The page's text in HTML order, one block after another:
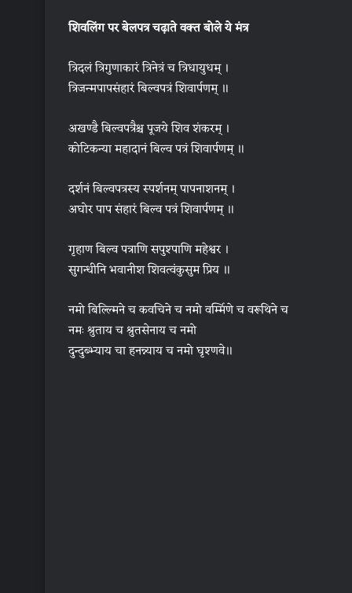
शिवलिंग पर बेलपत्र चढ़ाते वक्त बोले ये मंत्र
त्रिदलं त्रिगुणाकारं त्रिनेत्रं च त्रिधायुधम् ।
त्रिजन्मपापसंहारं बिल्वपत्रं शिवार्पणम् ॥
अखण्डै बिल्वपत्रैश्च पूजये शिव शंकरम् ।
कोटिकन्या महादानं बिल्व पत्रं शिवार्पणम् ॥
दर्शनं बिल्वपत्रस्य स्पर्शनम् पापनाशनम् ।
अघोर पाप संहारं बिल्व पत्रं शिवार्पणम् ॥
गृहाण बिल्व पत्राणि सपुश्पाणि महेश्वर ।
सुगन्धीनि भवानीश शिवत्वंकुसुम प्रिय ॥
नमो बिल्ल्मिने च कवचिने च नमो वर्म्मिणे च वरूथिने च
नमः श्रुताय च श्रुतसेनाय च नमो
दुन्दुब्भ्याय चा हनन्न्याय च नमो घृश्णवे॥